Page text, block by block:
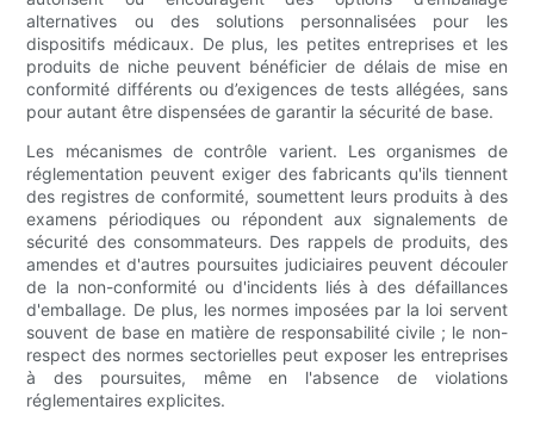
alternatives ou des solutions personnalisées pour les
dispositifs médicaux. De plus, les petites entreprises et les
produits de niche peuvent bénéficier de délais de mise en
conformité différents ou d’exigences de tests allégées, sans
pour autant être dispensées de garantir la sécurité de base.
Les mécanismes de contrôle varient. Les organismes de
réglementation peuvent exiger des fabricants qu'ils tiennent
des registres de conformité, soumettent leurs produits à des
examens périodiques ou répondent aux signalements de
sécurité des consommateurs. Des rappels de produits, des
amendes et d'autres poursuites judiciaires peuvent découler
de la non-conformité ou d'incidents liés à des défaillances
d'emballage. De plus, les normes imposées par la loi servent
souvent de base en matière de responsabilité civile ; le non-
respect des normes sectorielles peut exposer les entreprises
à des poursuites, même en l'absence de violations
réglementaires explicites.